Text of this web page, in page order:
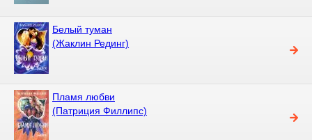
Белый туман
(Жаклин Рединг)
Пламя любви
(Патриция Филлипс)